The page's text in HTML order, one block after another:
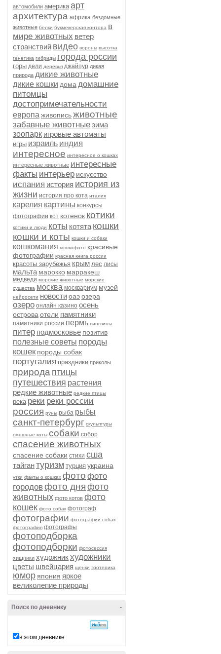
автомобили америка арт
архитектура африка бездомные
животные белки букмекерская контора в
мире животных ветер
странствий видео вороны высотка
генетика гибриды города россии
горы дели деревья джайпур дикая
природа дикие животные
дикие кошки дома домашние
питомцы
достопримечательности
европа живописьживотные
забавные животныезима
зоопарк игровые автоматы
игры израиль индия
интересное интересное о кошках
интересные животные интересные
факты интерьер искусство
испания история история из
жизни история про кота италия
карелия картины конкурсы
фотографии кот котенок котики
котики и люди коты котята кошки
кошки и коты кошки и собаки
кошкомания кошкофото красивые
фотографии красная книга россии
красоты зарубежья крым лес лисы
мальта марокко марракеш
медведи морские животные морские
существа москва москвариум музей
нейросети новостиоаэозера
озеро онлайн казино осень
острова отели памятники
памятники россии пермь пингвины
питер подмосковье позитив
полезные советы породы
кошек породы собак
португалия праздники приколы
природа птицы
путешествия растения
редкие животные редкие птицы
река реки реки россии
россия руны рыба рыбы
санкт-петербург скульптуры
смешные коты собаки собор
спасение животных
спасение собаки стихи сша
тайгантуризм турция украина
утки факты о кошках фото фото
городовфото дня фото
животных фото котов фото
кошек фото собак фотограф
фотографии фотографии собак
фотография фотографы
фотоподборка
фотоподборки фотосессия
хищники художникхудожники
цветы швейцария щенки эзотерика
юмор япония яркое
великолепие природы
-
Поиск по дневнику
в этом дневнике